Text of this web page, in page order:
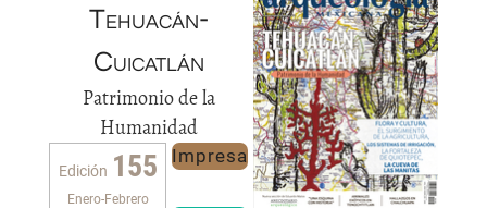
Tehuacán-
Cuicatlán
Patrimonio de la
Humanidad
Edición 155
Enero-Febrero
Impresa